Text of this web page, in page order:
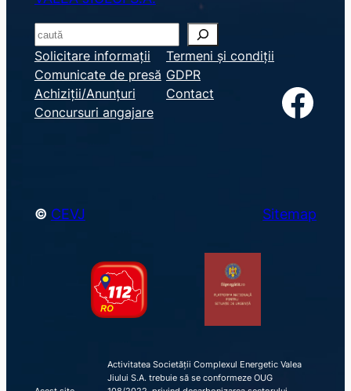
S
e
a
r
c
Solicitare informații
Comunicate de presă
Achiziții/Anunțuri
Concursuri angajare
Termeni și condiții
GDPR
Contact
Facebook
© CEVJ Sitemap
Activitatea Societății Complexul Energetic Valea
Jiului S.A. trebuie să se conformeze OUG